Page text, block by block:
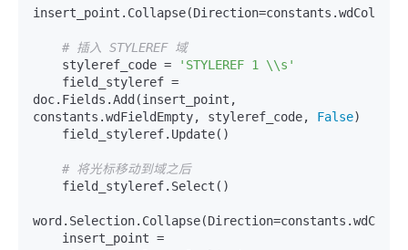
# 插入 STYLEREF 域
    styleref_code =
'STYLEREF 1 \\s'
doc.Fields.Add(insert_point,
constants.wdFieldEmpty, styleref_code, False)
# 将光标移动到域之后